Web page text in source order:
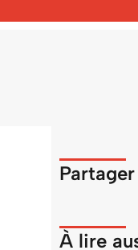
À lire